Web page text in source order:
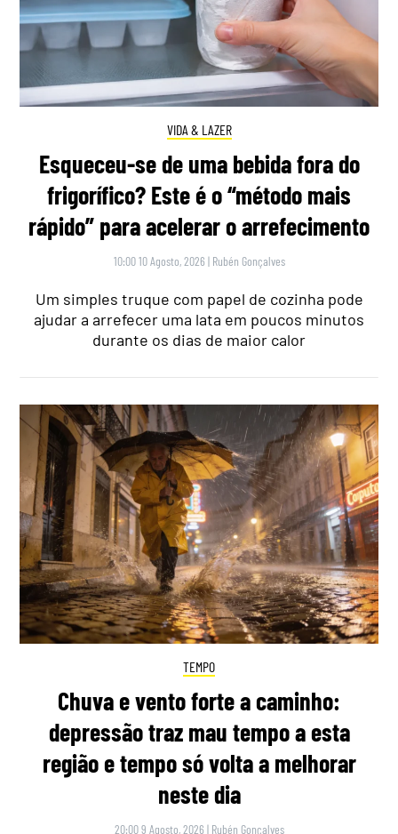
VIDA & LAZER
Esqueceu-se de uma bebida fora do
frigorífico? Este é o “método mais
rápido” para acelerar o arrefecimento
10:00 10 Agosto, 2026 | Rubén Gonçalves
Um simples truque com papel de cozinha pode
ajudar a arrefecer uma lata em poucos minutos
durante os dias de maior calor
TEMPO
Chuva e vento forte a caminho:
depressão traz mau tempo a esta
região e tempo só volta a melhorar
neste dia
20:00 9 Agosto, 2026 | Rubén Gonçalves